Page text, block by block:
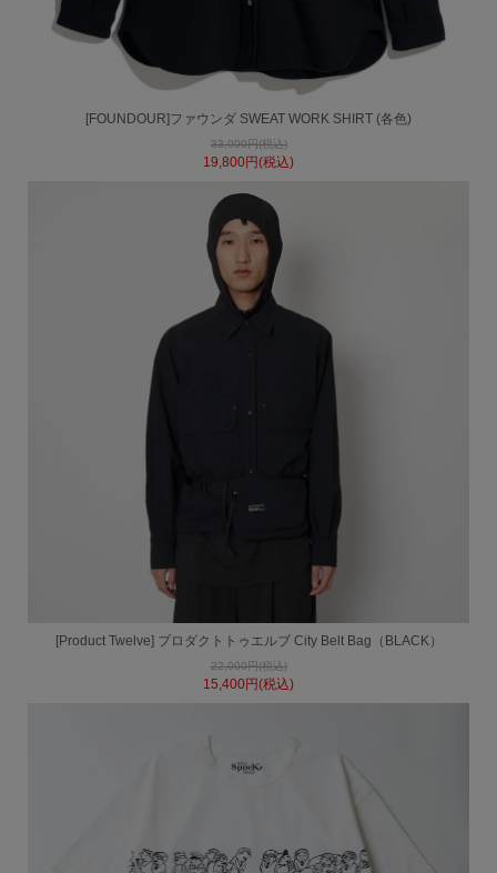
[FOUNDOUR]ファウンダ SWEAT WORK SHIRT (各色)
33,000円(税込)
19,800円(税込)
[Product Twelve] プロダクトトゥエルブ City Belt Bag（BLACK）
22,000円(税込)
15,400円(税込)